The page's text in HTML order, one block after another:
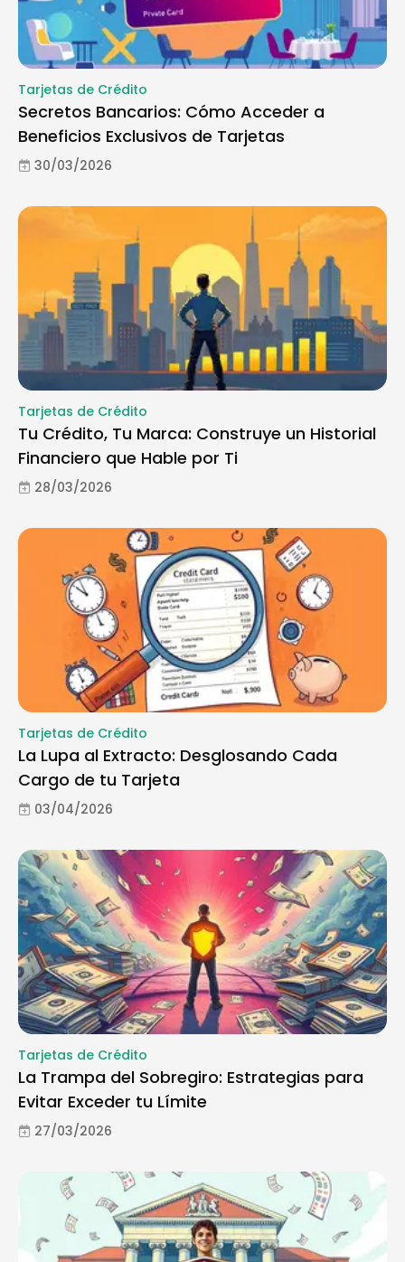
Tarjetas de Crédito
Secretos Bancarios: Cómo Acceder a
Beneficios Exclusivos de Tarjetas
30/03/2026
Tarjetas de Crédito
Tu Crédito, Tu Marca: Construye un Historial
Financiero que Hable por Ti
28/03/2026
Tarjetas de Crédito
La Lupa al Extracto: Desglosando Cada
Cargo de tu Tarjeta
03/04/2026
Tarjetas de Crédito
La Trampa del Sobregiro: Estrategias para
Evitar Exceder tu Límite
27/03/2026